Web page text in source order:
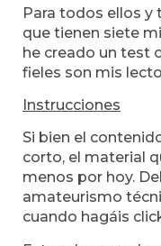
Para todos ellos y
que tienen siete
he creado un test
fieles son mis
Instrucciones
Si bien el
corto, el material
menos por hoy.
amateurismo
cuando hagáis